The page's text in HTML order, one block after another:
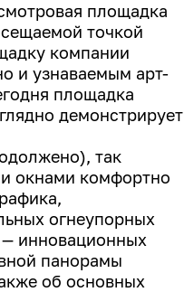
площадка
точкой
компании
и узнаваемым арт-
площадка
демонстрирует
так
окнами комфортно
огнеупорных
инновационных
панорамы
об основных